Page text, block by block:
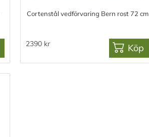
Cortenstål vedförvaring Bern rost 72 cm
2390 kr Köp